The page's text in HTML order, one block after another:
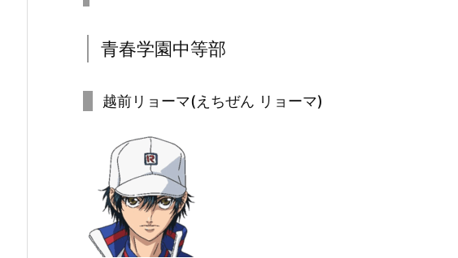
青春学園中等部
越前リョーマ(えちぜん リョーマ)